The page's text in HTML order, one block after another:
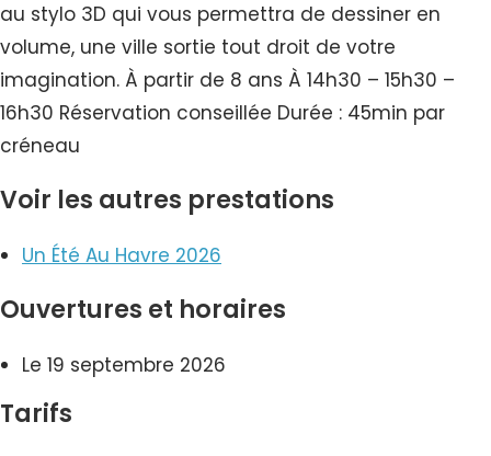
au stylo 3D qui vous permettra de dessiner en
volume, une ville sortie tout droit de votre
imagination. À partir de 8 ans À 14h30 – 15h30 –
16h30 Réservation conseillée Durée : 45min par
créneau
Voir les autres prestations
Un Été Au Havre 2026
Ouvertures et horaires
Le 19 septembre 2026
Tarifs